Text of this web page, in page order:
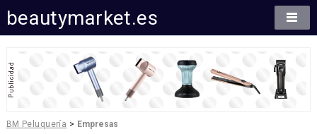
beautymarket.es
BM Peluquería > Empresas